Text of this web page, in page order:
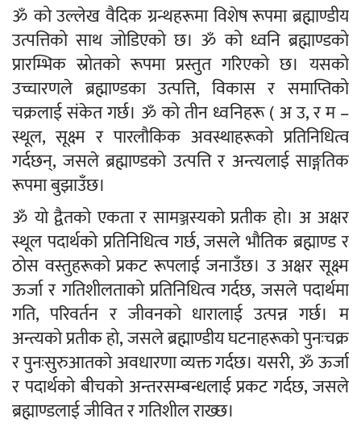
ॐ को उल्लेख वैदिक ग्रन्थहरूमा विशेष रूपमा ब्रह्माण्डीय
उत्पत्तिको साथ जोडिएको छ। ॐ को ध्वनि ब्रह्माण्डको
प्रारम्भिक स्रोतको रूपमा प्रस्तुत गरिएको छ। यसको
उच्चारणले ब्रह्माण्डका उत्पत्ति, विकास र समाप्तिको
चक्रलाई संकेत गर्छ। ॐ को तीन ध्वनिहरू ( अ उ, र म –
स्थूल, सूक्ष्म र पारलौकिक अवस्थाहरूको प्रतिनिधित्व
गर्दछन्, जसले ब्रह्माण्डको उत्पत्ति र अन्त्यलाई साङ्गतिक
रूपमा बुझाउँछ।
ॐ यो द्वैतको एकता र सामञ्जस्यको प्रतीक हो। अ अक्षर
स्थूल पदार्थको प्रतिनिधित्व गर्छ, जसले भौतिक ब्रह्माण्ड र
ठोस वस्तुहरूको प्रकट रूपलाई जनाउँछ। उ अक्षर सूक्ष्म
ऊर्जा र गतिशीलताको प्रतिनिधित्व गर्दछ, जसले पदार्थमा
गति, परिवर्तन र जीवनको धारालाई उत्पन्न गर्छ। म
अन्त्यको प्रतीक हो, जसले ब्रह्माण्डीय घटनाहरूको पुनःचक्र
र पुनःसुरुआतको अवधारणा व्यक्त गर्दछ। यसरी, ॐ ऊर्जा
र पदार्थको बीचको अन्तरसम्बन्धलाई प्रकट गर्दछ, जसले
ब्रह्माण्डलाई जीवित र गतिशील राख्छ।